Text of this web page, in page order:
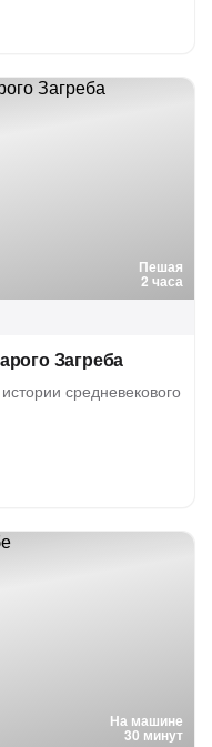
Пешая
2 часа
Загреба
средневекового
На машине
30 минут